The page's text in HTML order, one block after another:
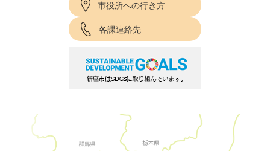
市役所への行き方
各課連絡先